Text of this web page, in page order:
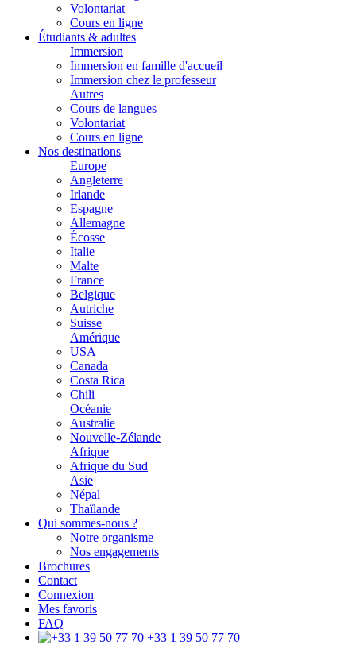
Volontariat
Cours en ligne
Étudiants & adultes
Immersion
Immersion en famille d'accueil
Immersion chez le professeur
Autres
Cours de langues
Volontariat
Cours en ligne
Nos destinations
Europe
Angleterre
Irlande
Espagne
Allemagne
Écosse
Italie
Malte
France
Belgique
Autriche
Suisse
Amérique
USA
Canada
Costa Rica
Chili
Océanie
Australie
Nouvelle-Zélande
Afrique
Afrique du Sud
Asie
Népal
Thaïlande
Qui sommes-nous ?
Notre organisme
Nos engagements
Brochures
Contact
Connexion
Mes favoris
FAQ
+33 1 39 50 77 70